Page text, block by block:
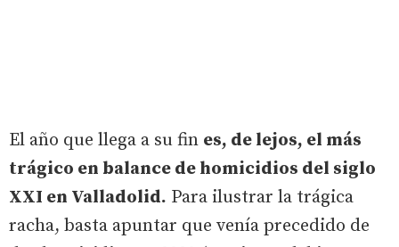
El año que llega a su fin es, de lejos, el más
trágico en balance de homicidios del siglo
XXI en Valladolid. Para ilustrar la trágica
racha, basta apuntar que venía precedido de